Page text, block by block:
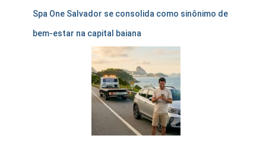
Spa One Salvador se consolida como sinônimo de
bem-estar na capital baiana